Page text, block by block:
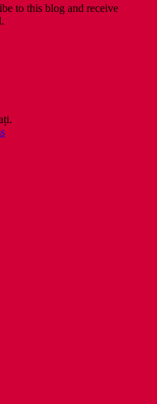
to this blog and receive